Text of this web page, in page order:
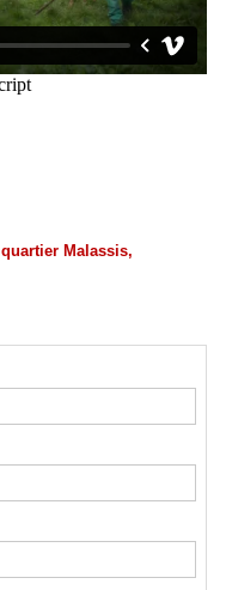
quartier Malassis,